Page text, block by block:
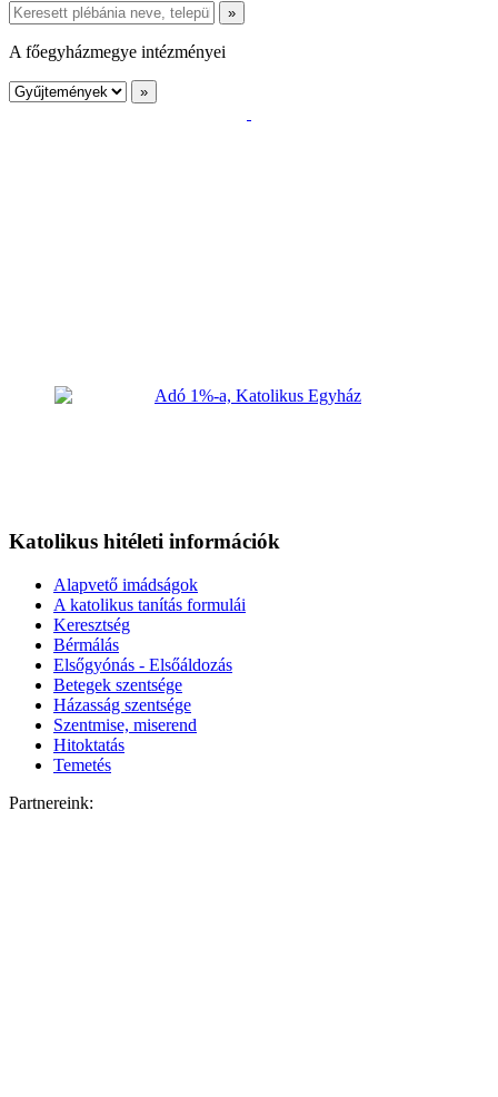
A főegyházmegye intézményei
Katolikus hitéleti információk
Alapvető imádságok
A katolikus tanítás formulái
Keresztség
Bérmálás
Elsőgyónás - Elsőáldozás
Betegek szentsége
Házasság szentsége
Szentmise, miserend
Hitoktatás
Temetés
Partnereink: